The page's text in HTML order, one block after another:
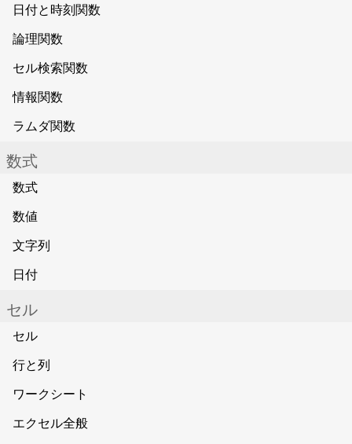
日付と時刻関数
論理関数
セル検索関数
情報関数
ラムダ関数
数式
数式
数値
文字列
日付
セル
セル
行と列
ワークシート
エクセル全般